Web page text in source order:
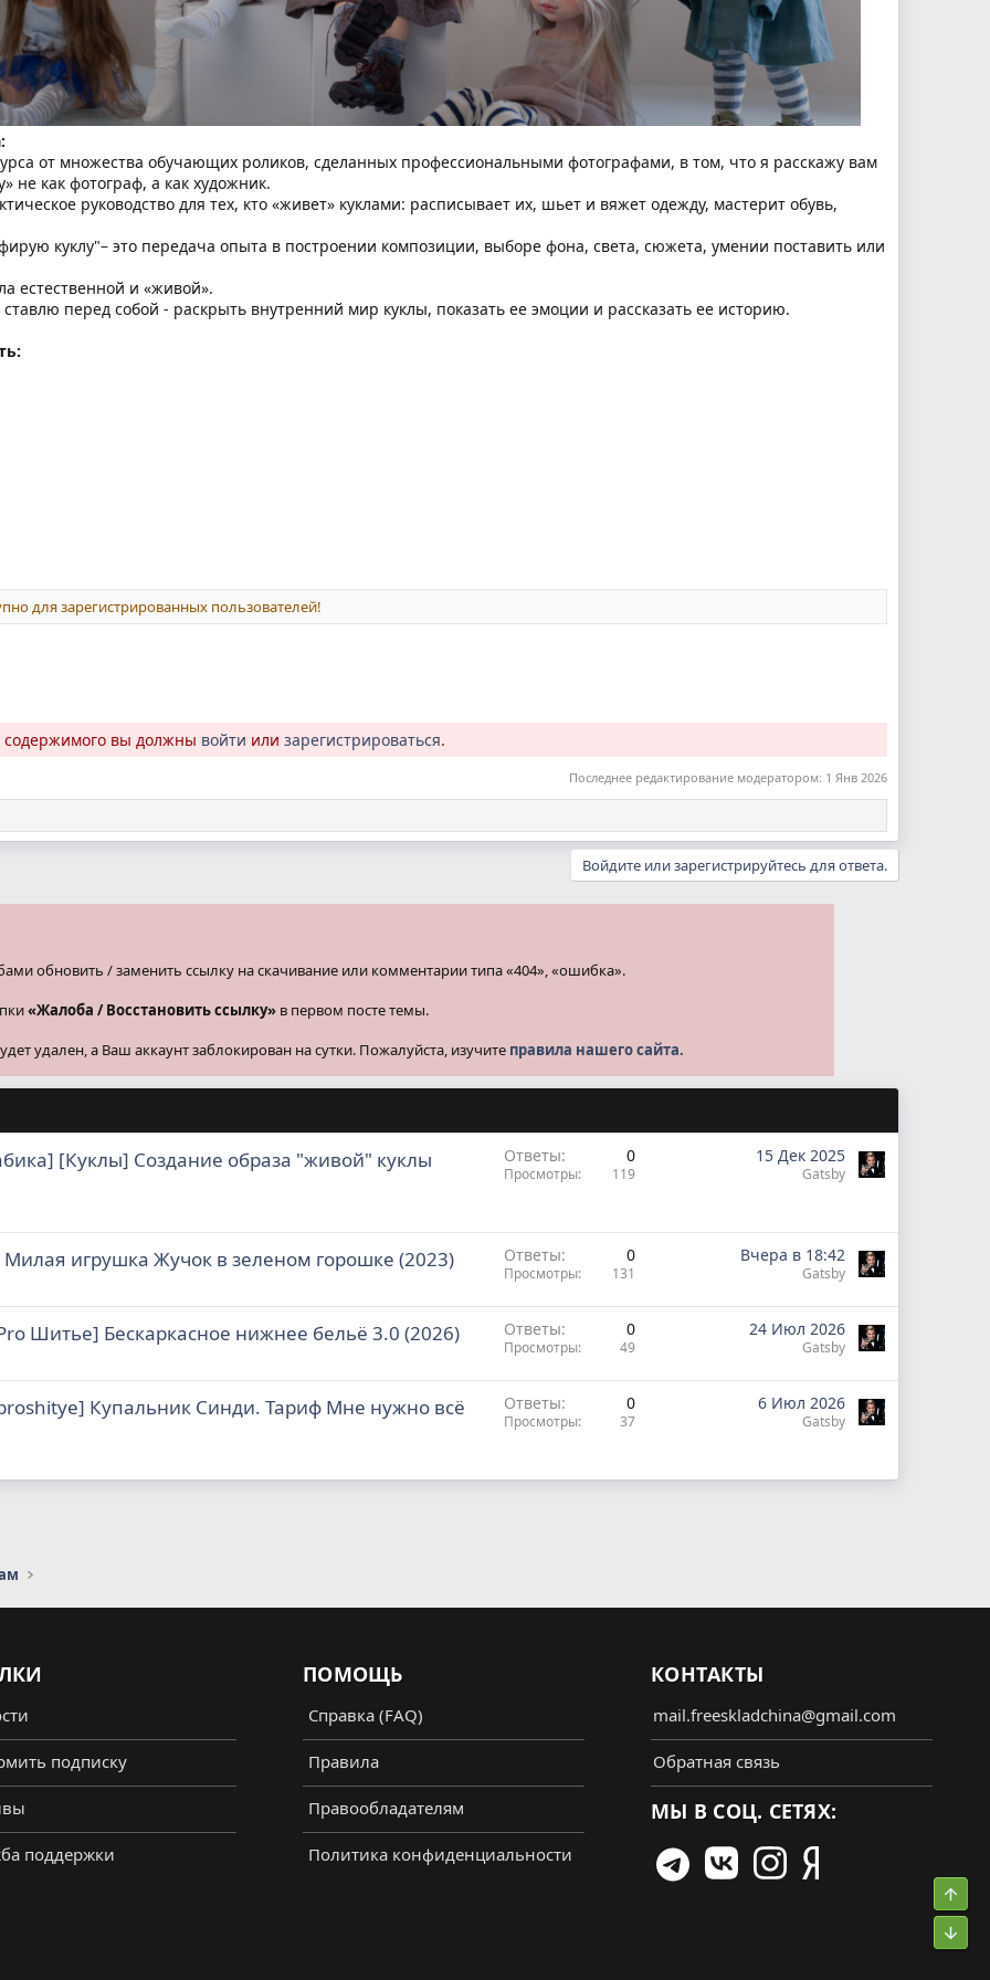
от множества обучающих роликов, сделанных профессиональными фотографами, в том, что я расскажу вам
не как фотограф, а как художник.
руководство для тех, кто «живет» куклами: расписывает их, шьет и вяжет одежду, мастерит обувь,
куклу"– это передача опыта в построении композиции, выборе фона, света, сюжета, умении поставить или
естественной и «живой».
ставлю перед собой - раскрыть внутренний мир куклы, показать ее эмоции и рассказать ее историю.
для зарегистрированных пользователей!
содержимого вы должны войти или зарегистрироваться.
Последнее редактирование модератором: 1 Янв 2026
Войдите или зарегистрируйтесь для ответа.
обновить / заменить ссылку на скачивание или комментарии типа «404», «ошибка».
«Жалоба / Восстановить ссылку» в первом посте темы.
удален, а Ваш аккаунт заблокирован на сутки. Пожалуйста, изучите правила нашего сайта.
[Куклы] Создание образа "живой" куклы
Ответы 0
Просмотры 119
15 Дек 2025
Gatsby
игрушка Жучок в зеленом горошке (2023) Ответы 0
Просмотры 131
Вчера в 18:42
Gatsby
Шитье] Бескаркасное нижнее бельё 3.0 (2026) Ответы 0
Просмотры 49
24 Июл 2026
Gatsby
Купальник Синди. Тариф Мне нужно всё
Ответы 0
Просмотры 37
6 Июл 2026
Gatsby
подписку
поддержки
ПОМОЩЬ
Справка (FAQ)
Правила
Правообладателям
Политика конфиденциальности
КОНТАКТЫ
mail.freeskladchina@gmail.com
Обратная связь
МЫ В СОЦ. СЕТЯХ: